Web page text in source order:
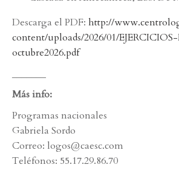
Descarga el PDF: http://
content/uploads/2026/01/
octubre2026.pdf
Más info:
Programas nacionales
Gabriela Sordo
Correo: logos@caesc.com
Teléfonos: 55.17.29.86.70